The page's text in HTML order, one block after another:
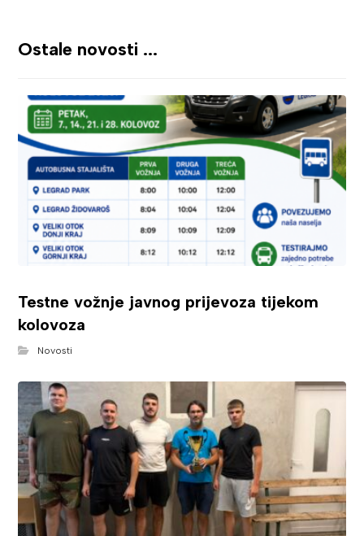
Ostale novosti ...
Testne vožnje javnog prijevoza tijekom
kolovoza
Novosti